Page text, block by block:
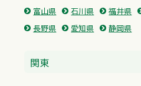
富山県 石川県 福井県
長野県
愛知県 静岡県
関東